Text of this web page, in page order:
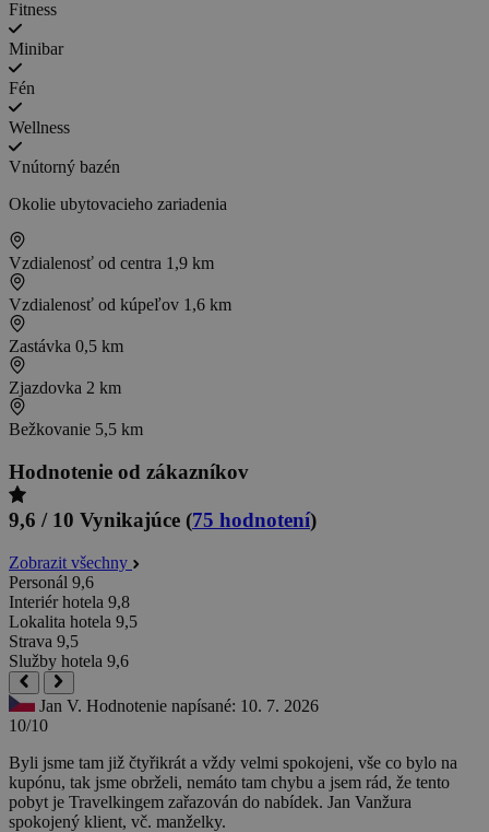
Fitness
Minibar
Fén
Wellness
Vnútorný bazén
Okolie ubytovacieho zariadenia
Vzdialenosť od centra 1,9 km
Vzdialenosť od kúpeľov 1,6 km
Zastávka 0,5 km
Zjazdovka 2 km
Bežkovanie 5,5 km
Hodnotenie od zákazníkov
9,6 / 10 Vynikajúce (75 hodnotení)
Zobrazit všechny
Personál 9,6
Interiér hotela 9,8
Lokalita hotela 9,5
Strava 9,5
Služby hotela 9,6
Jan V. Hodnotenie napísané: 10. 7. 2026
10/10
Byli jsme tam již čtyřikrát a vždy velmi spokojeni, vše co bylo na
kupónu, tak jsme obrželi, nemáto tam chybu a jsem rád, že tento
pobyt je Travelkingem zařazován do nabídek. Jan Vanžura
spokojený klient, vč. manželky.